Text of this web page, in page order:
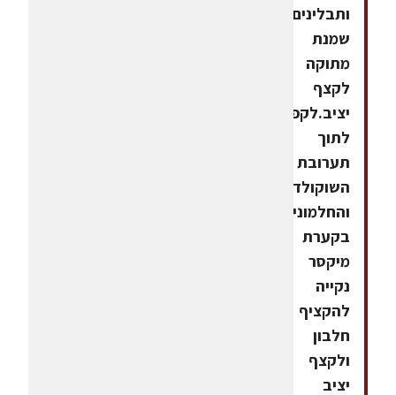
ותבלינים.להקציף
שמנת
מתוקה
לקצף
יציב.לקפל
לתוך
תערובת
השוקולד
והחלמונים.
בקערת
מיקסר
נקייה
להקציף
חלבון
ולקצף
יציב